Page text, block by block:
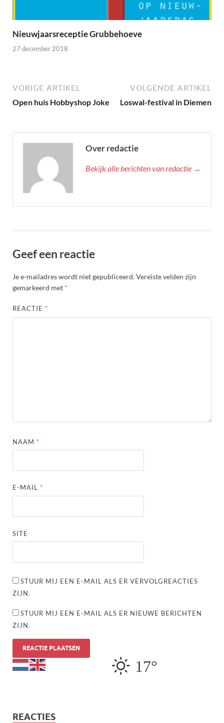
Nieuwjaarsreceptie Grubbehoeve
27 december 2018
VORIGE ARTIKEL
Open huis Hobbyshop Joke
VOLGENDE ARTIKEL
Loswal-festival in Diemen
Over redactie
Bekijk alle berichten van redactie →
Geef een reactie
Je e-mailadres wordt niet gepubliceerd.Vereiste velden zijn
gemarkeerd met *
REACTIE *
NAAM *
E-MAIL *
SITE
STUUR MIJ EEN E-MAIL ALS ER VERVOLGREACTIES
ZIJN.
STUUR MIJ EEN E-MAIL ALS ER NIEUWE BERICHTEN
ZIJN.
17°
REACTIES